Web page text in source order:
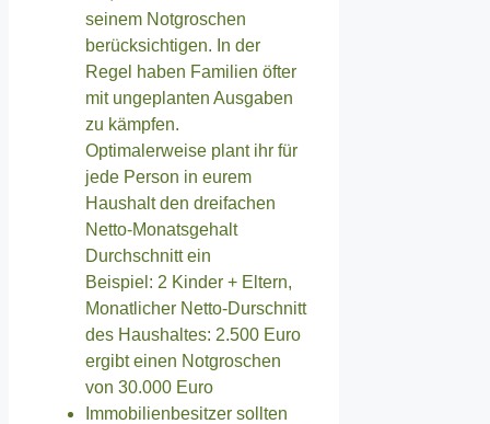
seinem Notgroschen
berücksichtigen. In der
Regel haben Familien öfter
mit ungeplanten Ausgaben
zu kämpfen.
Optimalerweise plant ihr für
jede Person in eurem
Haushalt den dreifachen
Netto-Monatsgehalt
Durchschnitt ein
Beispiel: 2 Kinder + Eltern,
Monatlicher Netto-Durschnitt
des Haushaltes: 2.500 Euro
ergibt einen Notgroschen
von 30.000 Euro
Immobilienbesitzer sollten